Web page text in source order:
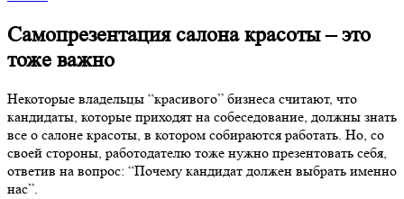
Самопрезентация салона красоты – это
тоже важно
Некоторые владельцы “красивого” бизнеса считают, что
кандидаты, которые приходят на собеседование, должны знать
все о салоне красоты, в котором собираются работать. Но, со
своей стороны, работодателю тоже нужно презентовать себя,
ответив на вопрос: “Почему кандидат должен выбрать именно
нас”.